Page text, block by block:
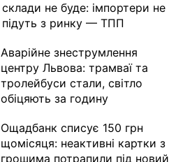
склади не буде: імпортери не
підуть з ринку — ТПП
Аварійне знеструмлення
центру Львова: трамваї та
тролейбуси стали, світло
обіцяють за годину
Ощадбанк списує 150 грн
щомісяця: неактивні картки з
грошима потрапили під новий